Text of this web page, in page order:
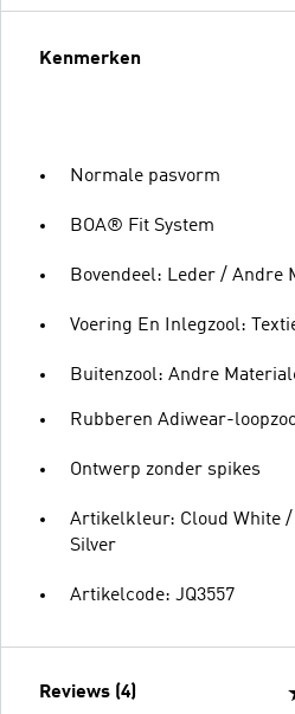
Kenmerken
Normale pasvorm
BOA® Fit System
Bovendeel: Leder / Andre
Voering En Inlegzool:
Buitenzool: Andre
Rubberen Adiwear-
Ontwerp zonder spikes
Artikelkleur: Cloud White
Silver
Artikelcode: JQ3557
Reviews (4)